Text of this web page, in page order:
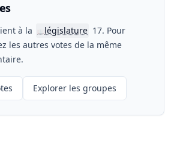
à la 📖législature 17. Pour
les autres votes de la même
Explorer les groupes